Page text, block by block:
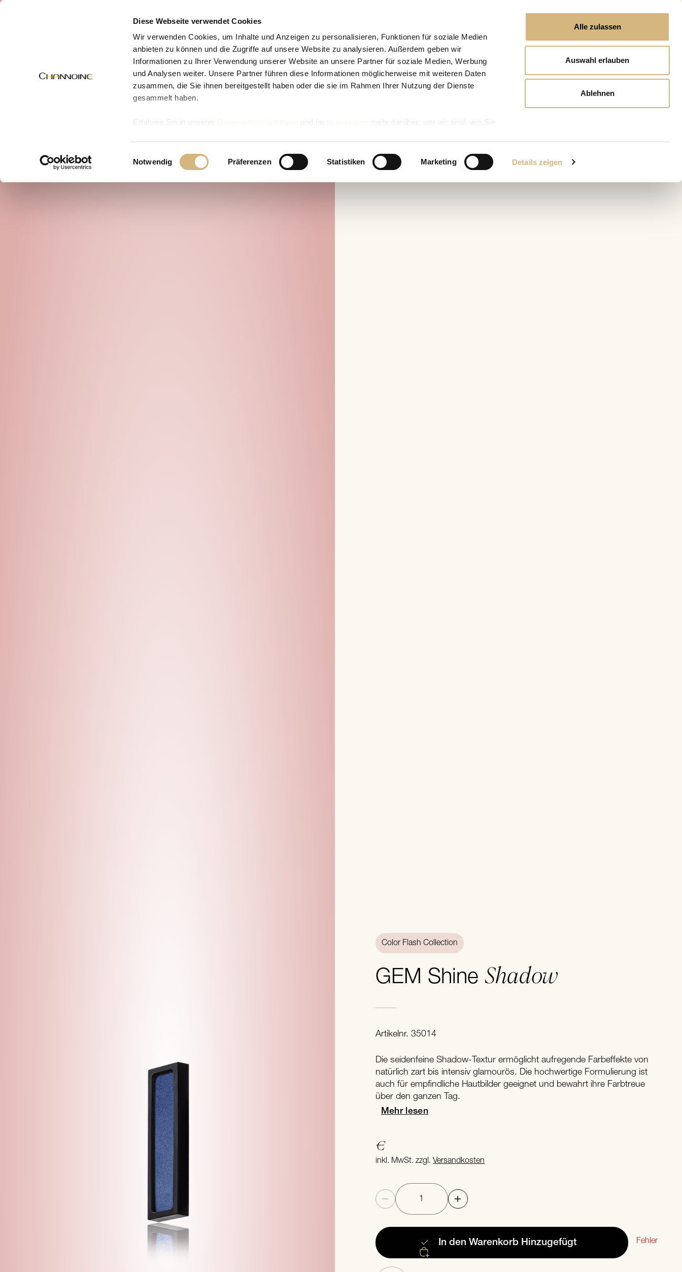
Diese Webseite verwendet Cookies
Wir verwenden Cookies, um Inhalte und Anzeigen zu personalisieren, Funktionen für soziale Medien
anbieten zu können und die Zugriffe auf unsere Website zu analysieren. Außerdem geben wir
Informationen zu Ihrer Verwendung unserer Website an unsere Partner für soziale Medien, Werbung
und Analysen weiter. Unsere Partner führen diese Informationen möglicherweise mit weiteren Daten
zusammen, die Sie ihnen bereitgestellt haben oder die sie im Rahmen Ihrer Nutzung der Dienste
gesammelt haben.
Erfahren Sie in unserer und im
mehr darüber, wer wir sind, wie Sie
Einwilligungsauswahl
Notwendig Präferenzen Statistiken Marketing Details zeigen
Alle zulassen
Auswahl erlauben
Ablehnen
Color Flash Collection
GEM Shine Shadow
Artikelnr. 35014
Die seidenfeine Shadow-Textur ermöglicht aufregende Farbeffekte von
natürlich zart bis intensiv glamourös. Die hochwertige Formulierung ist
auch für empfindliche Hautbilder geeignet und bewahrt ihre Farbtreue
über den ganzen Tag.
Mehr lesen
€
inkl. MwSt. zzgl. Versandkosten
Anzahl
In den Warenkorb Hinzugefügt Fehler